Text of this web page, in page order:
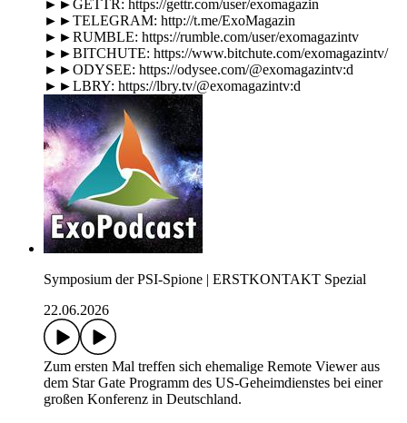
►►GETTR: https://gettr.com/user/exomagazin
►►TELEGRAM: http://t.me/ExoMagazin
►►RUMBLE: https://rumble.com/user/exomagazintv
►►BITCHUTE: https://www.bitchute.com/exomagazintv/
►►ODYSEE: https://odysee.com/@exomagazintv:d
►►LBRY: https://lbry.tv/@exomagazintv:d
Symposium der PSI-Spione | ERSTKONTAKT Spezial
22.06.2026
Zum ersten Mal treffen sich ehemalige Remote Viewer aus
dem Star Gate Programm des US-Geheimdienstes bei einer
großen Konferenz in Deutschland.